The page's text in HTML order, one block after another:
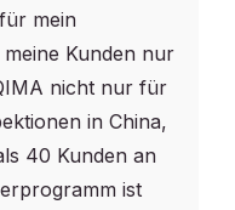
mein
Kunden nur
nicht nur für
in China,
40 Kunden an
ist